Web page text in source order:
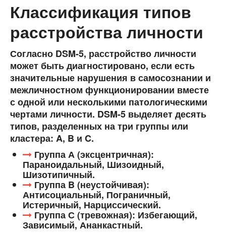
Классификация типов
расстройства личности
Согласно DSM-5, расстройство личности
может быть диагностировано, если есть
значительные нарушения в самосознании и
межличностном функционировании вместе
с одной или несколькими патологическими
чертами личности. DSM-5 выделяет десять
типов, разделенных на три группы или
кластера: A, B и C.
Группа А (эксцентричная):
Параноидальный, Шизоидный,
Шизотипичный.
Группа B (неустойчивая):
Антисоциальный, Пограничный,
Истеричный, Нарциссический.
Группа С (тревожная): Избегающий,
Зависимый, Ананкастный.